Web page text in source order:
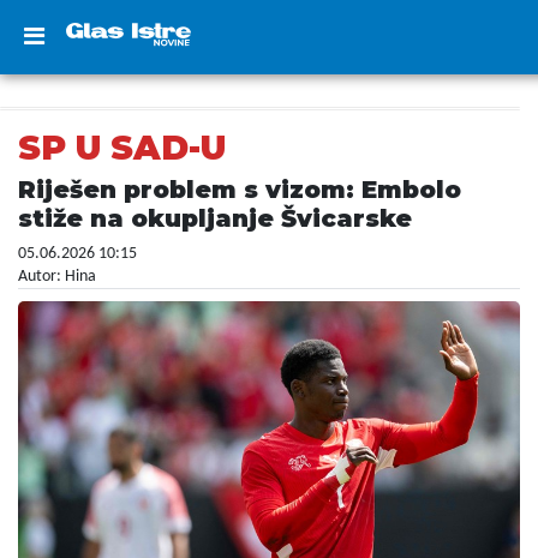
SP U SAD-U
Riješen problem s vizom: Embolo
stiže na okupljanje Švicarske
05.06.2026 10:15
Autor: Hina